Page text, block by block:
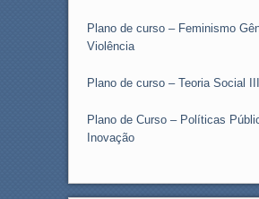
Plano de curso – Feminismo
Violência
Plano de curso – Teoria Social III
Plano de Curso – Políticas
Inovação